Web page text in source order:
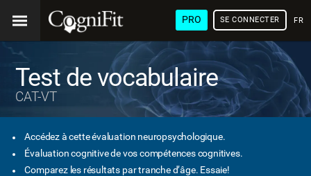
PRO SE CONNECTER
Test de vocabulaire
CAT-VT
Accédez à cette évaluation neuropsychologique.
Évaluation cognitive de vos compétences cognitives.
Comparez les résultats par tranche d’âge. Essaie!